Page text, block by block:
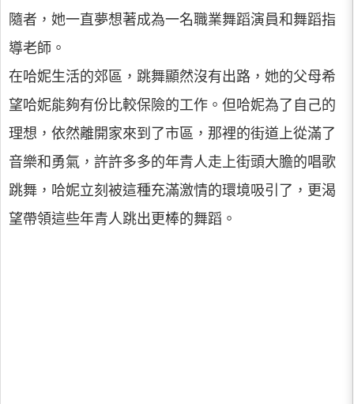
隨者，她一直夢想著成為一名職業舞蹈演員和舞蹈指
導老師。
在哈妮生活的郊區，跳舞顯然沒有出路，她的父母希
望哈妮能夠有份比較保險的工作。但哈妮為了自己的
理想，依然離開家來到了市區，那裡的街道上從滿了
音樂和勇氣，許許多多的年青人走上街頭大膽的唱歌
跳舞，哈妮立刻被這種充滿激情的環境吸引了，更渴
望帶領這些年青人跳出更棒的舞蹈。